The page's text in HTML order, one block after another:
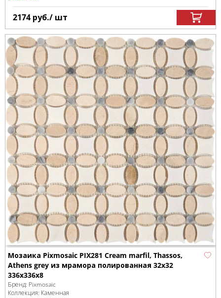
2174 руб./ шт
Мозаика Pixmosaic PIX281 Cream marfil, Thassos,
Athens grey из мрамора полированная 32x32
336х336x8
Бренд: Pixmosaic
Коллекция: Каменная